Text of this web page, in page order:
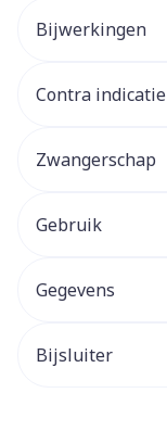
Bijwerkingen
Contra indicatie
Zwangerschap
Gebruik
Gegevens
Bijsluiter